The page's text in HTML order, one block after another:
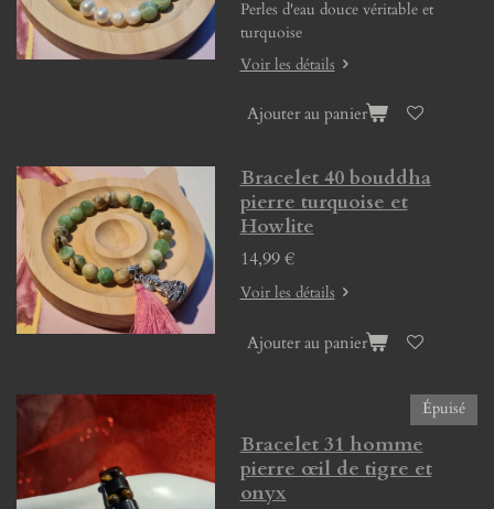
Perles d'eau douce véritable et
turquoise
Voir les détails
Ajouter au panier
Bracelet 40 bouddha
pierre turquoise et
Howlite
14,99 €
Voir les détails
Ajouter au panier
Épuisé
Bracelet 31 homme
pierre œil de tigre et
onyx